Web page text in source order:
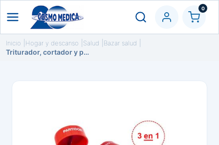
0
Inicio Hogar y descanso Salud Bazar salud
Triturador, cortador y pastillero 3 en 1